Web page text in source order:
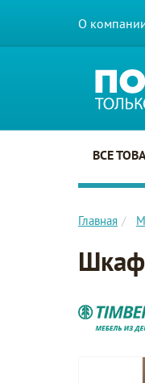
О
Главное меню
ВСЕ
Главная